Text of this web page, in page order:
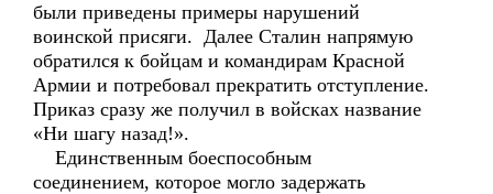
были приведены примеры нарушений
воинской присяги. Далее Сталин напрямую
обратился к бойцам и командирам Красной
Армии и потребовал прекратить отступление.
Приказ сразу же получил в войсках название
«Ни шагу назад!».
Единственным боеспособным
соединением, которое могло задержать